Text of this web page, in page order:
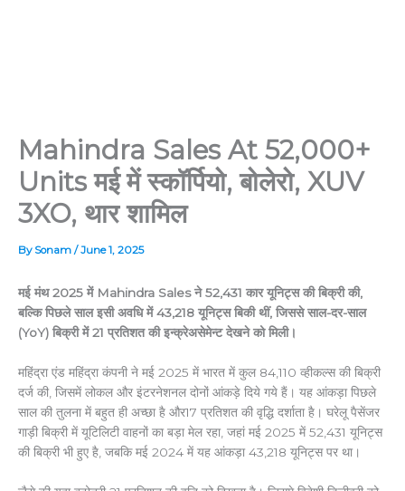
Mahindra Sales At 52,000+
Units मई में स्कॉर्पियो, बोलेरो, XUV
3XO, थार शामिल
By Sonam /June 1, 2025
मई मंथ 2025 में Mahindra Sales ने 52,431 कार यूनिट्स की बिक्री की,
बल्कि पिछले साल इसी अवधि में 43,218 यूनिट्स बिकी थीं, जिससे साल-दर-साल
(YoY) बिक्री में 21 प्रतिशत की इन्क्रेअसेमेन्ट देखने को मिली।
महिंद्रा एंड महिंद्रा कंपनी ने मई 2025 में भारत में कुल 84,110 व्हीकल्स की बिक्री
दर्ज की, जिसमें लोकल और इंटरनेशनल दोनों आंकड़े दिये गये हैं। यह आंकड़ा पिछले
साल की तुलना में बहुत ही अच्छा है और17 प्रतिशत की वृद्धि दर्शाता है। घरेलू पैसेंजर
गाड़ी बिक्री में यूटिलिटी वाहनों का बड़ा मेल रहा, जहां मई 2025 में 52,431 यूनिट्स
की बिक्री भी हुए है, जबकि मई 2024 में यह आंकड़ा 43,218 यूनिट्स पर था।